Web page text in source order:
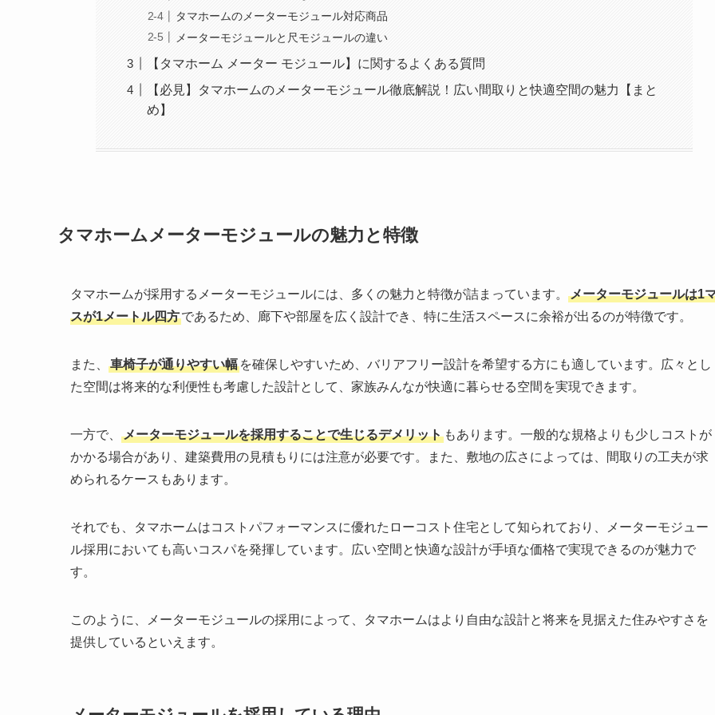
タマホームのメーターモジュール対応商品
メーターモジュールと尺モジュールの違い
【タマホーム メーター モジュール】に関するよくある質問
【必見】タマホームのメーターモジュール徹底解説！広い間取りと快適空間の魅力【まと
め】
タマホームメーターモジュールの魅力と特徴
タマホームが採用するメーターモジュールには、多くの魅力と特徴が詰まっています。
メーターモジュールは1
スが1メートル四方であるため、廊下や部屋を広く設計でき、特に生活スペースに余裕が出るのが特徴です。
また、 車椅子が通りやすい幅 を確保しやすいため、バリアフリー設計を希望する方にも適しています。広々とし
た空間は将来的な利便性も考慮した設計として、家族みんなが快適に暮らせる空間を実現できます。
一方で、 メーターモジュールを採用することで生じるデメリット もあります。一般的な規格よりも少しコストが
かかる場合があり、建築費用の見積もりには注意が必要です。また、敷地の広さによっては、間取りの工夫が求
められるケースもあります。
それでも、タマホームはコストパフォーマンスに優れたローコスト住宅として知られており、メーターモジュー
ル採用においても高いコスパを発揮しています。広い空間と快適な設計が手頃な価格で実現できるのが魅力で
す。
このように、メーターモジュールの採用によって、タマホームはより自由な設計と将来を見据えた住みやすさを
提供しているといえます。